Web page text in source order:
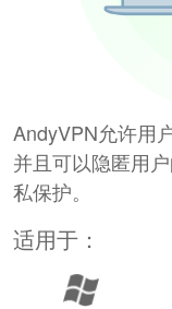
AndyVPN允许用
并且可以隐匿用
私保护。
适用于：